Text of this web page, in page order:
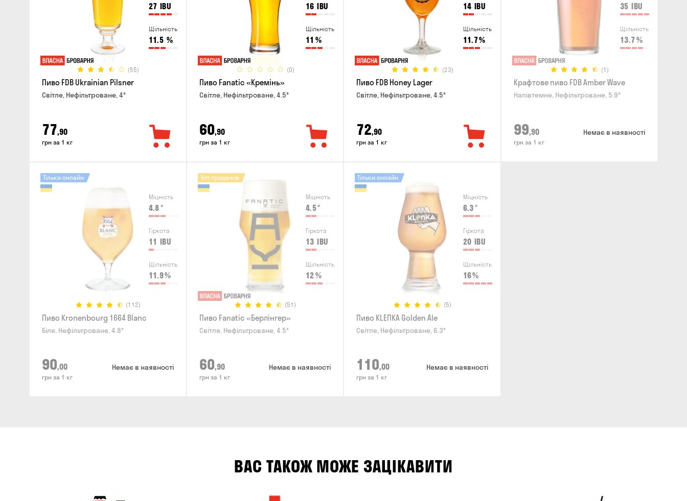
27 IBU
Щільність
11.5 %
(55)
Пиво FDB Ukrainian Pilsner
Світле, Нефільтроване, 4°
77,90
грн за 1 кг
16 IBU
Щільність
11 %
(0)
Пиво Fanatic «Кремінь»
Світле, Нефільтроване, 4.5°
60,90
грн за 1 кг
14 IBU
Щільність
11.7%
(23)
Пиво FDB Honey Lager
Світле, Нефільтроване, 4.5°
72,90
грн за 1 кг
35 IBU
Щільність
13.7 %
(1)
Крафтове пиво FDB Amber Wave
Напівтемне, Нефільтроване, 5.9°
99,90
грн за 1 кг
Немає в наявності
Міцність
4.8 °
Гіркота
11 IBU
Щільність
11.9%
(112)
Тільки онлайн
Пиво Kronenbourg 1664 Blanc
Біле, Нефільтроване, 4.8°
90,00
грн за 1 кг
Немає в наявності
Міцність
4.5°
Гіркота
13 IBU
Щільність
12%
(51)
Топ продажів
Пиво Fanatic «Берлінгер»
Світле, Нефільтроване, 4.5°
60,90
грн за 1 кг
Немає в наявності
Міцність
6.3 °
Гіркота
20 IBU
Щільність
16%
(5)
Тільки онлайн
Пиво KLEПКА Golden Ale
Світле, Нефільтроване, 6.3°
110,00
грн за 1 кг
Немає в наявності
ВАС ТАКОЖ МОЖЕ ЗАЦІКАВИТИ